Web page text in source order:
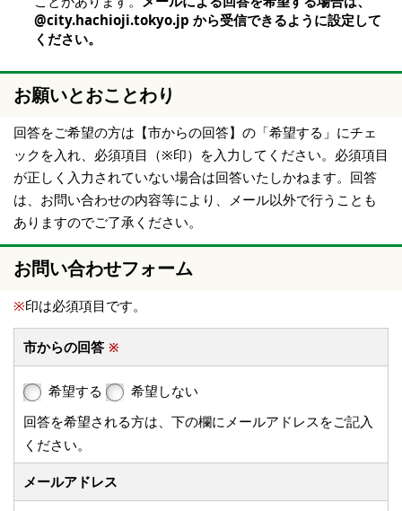
@city.hachioji.tokyo.jp から受信できるように設定して
ください。
お願いとおことわり
回答をご希望の方は【市からの回答】の「希望する」にチェ
ックを入れ、必須項目（※印）を入力してください。必須項目
が正しく入力されていない場合は回答いたしかねます。回答
は、お問い合わせの内容等により、メール以外で行うことも
ありますのでご了承ください。
お問い合わせフォーム
※印は必須項目です。
市からの回答 ※
希望する
希望しない
回答を希望される方は、下の欄にメールアドレスをご記入
ください。
メールアドレス